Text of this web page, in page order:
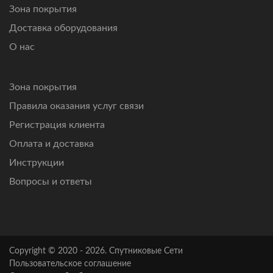
Зона покрытия
Доставка оборудования
О нас
Зона покрытия
Правила оказания услуг связи
Регистрация клиента
Оплата и доставка
Инструкции
Вопросы и ответы
Copyright © 2020 - 2026. Спутниковые Сети
Пользовательское соглашение